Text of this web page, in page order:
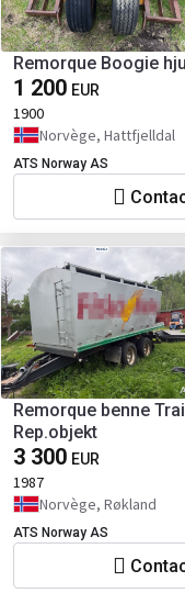
Remorque Boogie
1 200 EUR
1900
Norvège, Hattfjelldal
ATS Norway AS
Remorque benne
Rep.objekt
3 300 EUR
1987
Norvège, Røkland
ATS Norway AS